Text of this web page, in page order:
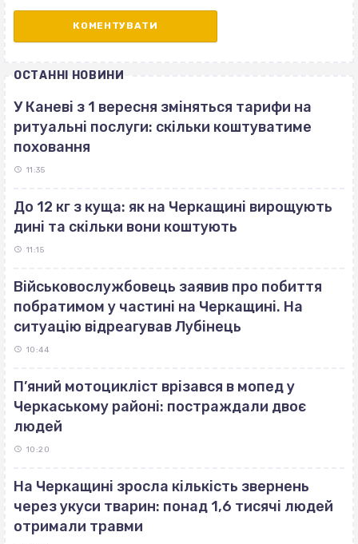
ОСТАННІ НОВИНИ
У Каневі з 1 вересня зміняться тарифи на
ритуальні послуги: скільки коштуватиме
поховання
11:35
До 12 кг з куща: як на Черкащині вирощують
дині та скільки вони коштують
11:15
Військовослужбовець заявив про побиття
побратимом у частині на Черкащині. На
ситуацію відреагував Лубінець
10:44
П’яний мотоцикліст врізався в мопед у
Черкаському районі: постраждали двоє
людей
10:20
На Черкащині зросла кількість звернень
через укуси тварин: понад 1,6 тисячі людей
отримали травми